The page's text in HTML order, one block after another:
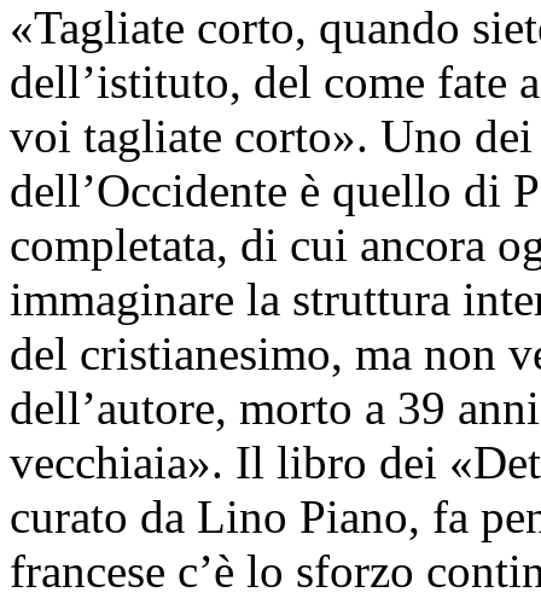
«Tagliate corto, quando
dell’istituto, del come fate
voi tagliate corto». Uno
dell’Occidente è quello di
completata, di cui ancora
immaginare la struttura
del cristianesimo, ma non
dell’autore, morto a 39
vecchiaia». Il libro dei
curato da Lino Piano, fa
francese c’è lo sforzo